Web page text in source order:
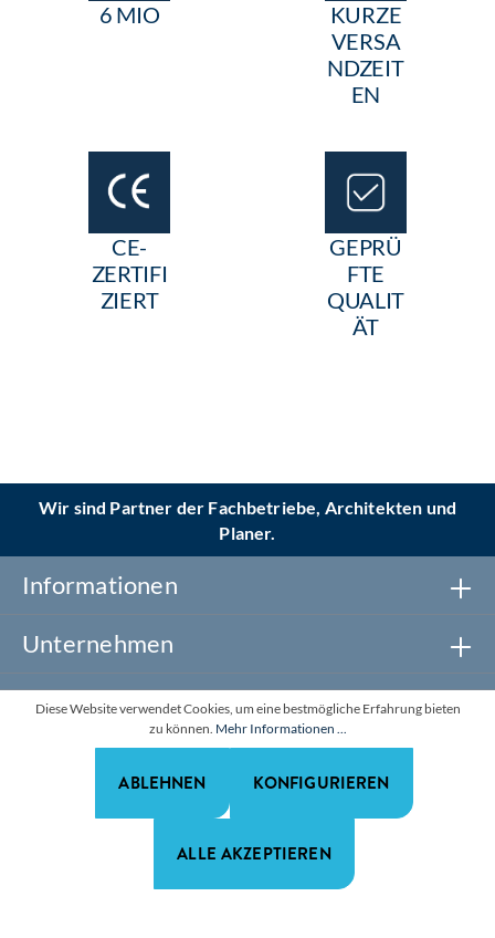
6 MIO
KURZE
VERSA
NDZEIT
EN
CE-
ZERTIFI
ZIERT
GEPRÜ
FTE
QUALIT
ÄT
Wir sind Partner der Fachbetriebe, Architekten und
Planer.
Informationen
Unternehmen
Newsletter abonnieren
*Alle Preise zzgl. gesetzl. Mehrwertsteuer. Alle Rechte
vorbehalten.
Diese Website verwendet Cookies, um eine bestmögliche Erfahrung bieten
zu können. Mehr Informationen ...
ABLEHNEN KONFIGURIEREN
ALLE AKZEPTIEREN